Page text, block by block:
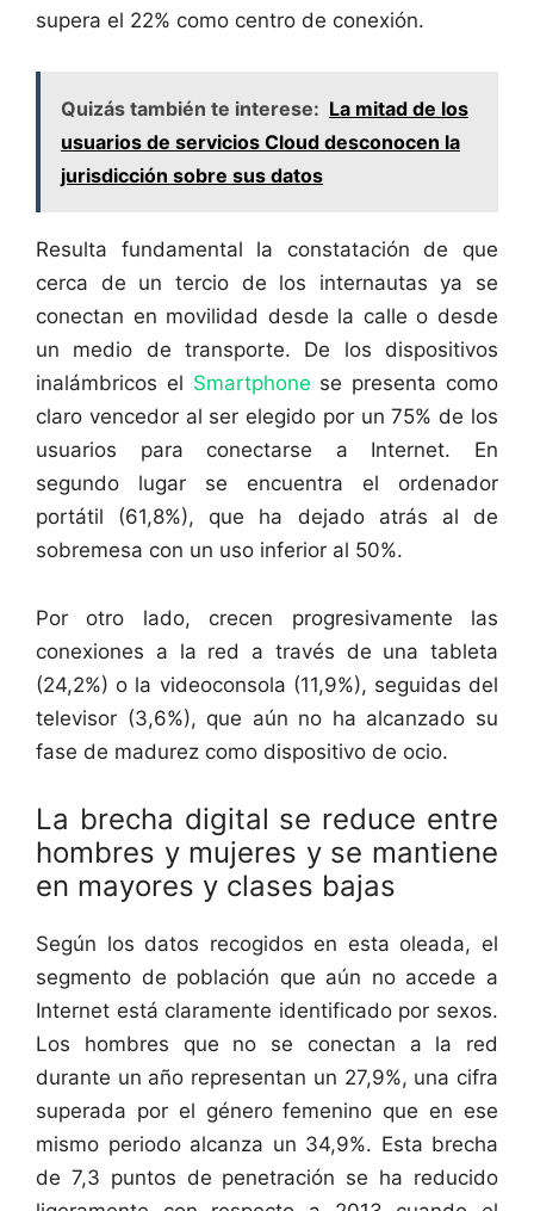
supera el 22% como centro de conexión.
Quizás también te interese: La mitad de los
usuarios de servicios Cloud desconocen la
jurisdicción sobre sus datos
Resulta fundamental la constatación de que
cerca de un tercio de los internautas ya se
conectan en movilidad desde la calle o desde
un medio de transporte. De los dispositivos
inalámbricos el Smartphone se presenta como
claro vencedor al ser elegido por un 75% de los
usuarios para conectarse a Internet. En
segundo lugar se encuentra el ordenador
portátil (61,8%), que ha dejado atrás al de
sobremesa con un uso inferior al 50%.
Por otro lado, crecen progresivamente las
conexiones a la red a través de una tableta
(24,2%) o la videoconsola (11,9%), seguidas del
televisor (3,6%), que aún no ha alcanzado su
fase de madurez como dispositivo de ocio.
La brecha digital se reduce entre
hombres y mujeres y se mantiene
en mayores y clases bajas
Según los datos recogidos en esta oleada, el
segmento de población que aún no accede a
Internet está claramente identificado por sexos.
Los hombres que no se conectan a la red
durante un año representan un 27,9%, una cifra
superada por el género femenino que en ese
mismo periodo alcanza un 34,9%. Esta brecha
de 7,3 puntos de penetración se ha reducido